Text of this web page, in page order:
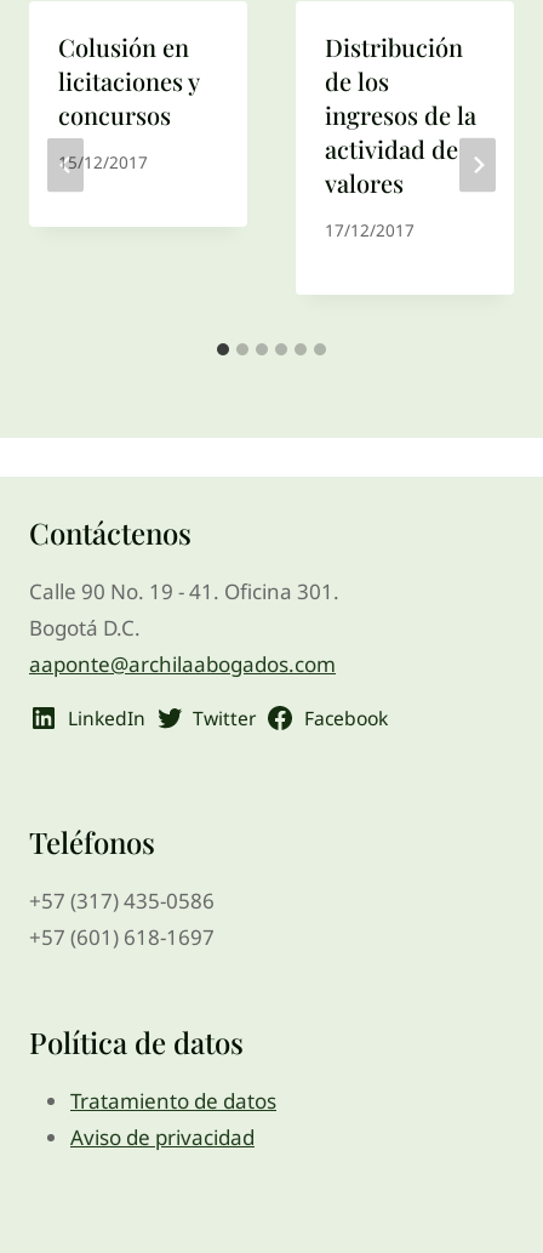
Colusión en
licitaciones y
concursos
15/12/2017
Distribución
de los
ingresos de la
actividad de
valores
17/12/2017
Contáctenos
Calle 90 No. 19 - 41. Oficina 301.
Bogotá D.C.
aaponte@archilaabogados.com
LinkedIn Twitter Facebook
Teléfonos
+57 (317) 435-0586
+57 (601) 618-1697
Política de datos
Tratamiento de datos
Aviso de privacidad